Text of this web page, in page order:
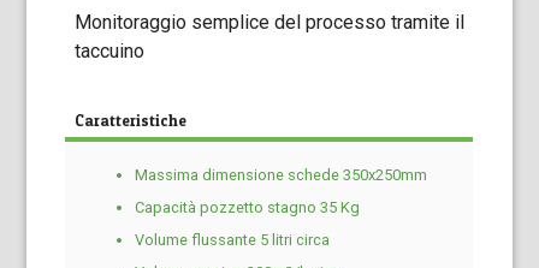
Monitoraggio semplice del processo tramite il
taccuino
Caratteristiche
Massima dimensione schede 350x250mm
Capacità pozzetto stagno 35 Kg
Volume flussante 5 litri circa